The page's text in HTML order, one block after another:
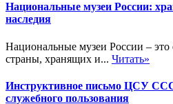
Национальные музеи России:
наследия
Национальные музеи России – это
страны, хранящих и... Читать»
Инструктивное письмо ЦСУ
служебного пользования